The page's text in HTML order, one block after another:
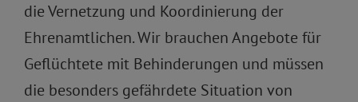
die Vernetzung und Koordinierung der
Ehrenamtlichen. Wir brauchen Angebote für
Geflüchtete mit Behinderungen und müssen
die besonders gefährdete Situation von